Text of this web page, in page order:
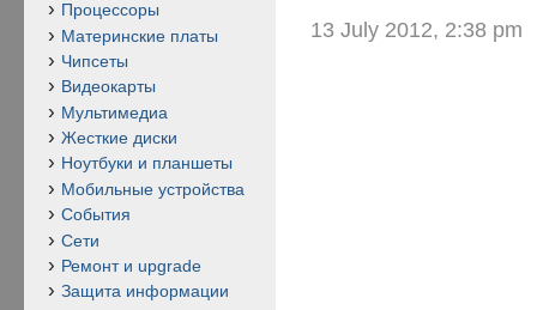
13 July 2012, 2:38 pm
Процессоры
Материнские платы
Чипсеты
Видеокарты
Мультимедиа
Жесткие диски
Ноутбуки и планшеты
Мобильные устройства
События
Сети
Ремонт и upgrade
Защита информации